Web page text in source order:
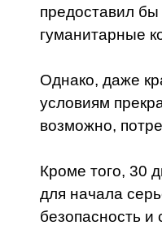
предоставил
гуманитарные
Однако, даже
условиям
возможно,
Кроме того, 30
для начала
безопасность и